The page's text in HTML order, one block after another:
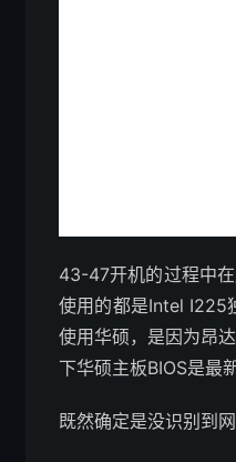
43-47开机的过程中
使用的都是Intel I225
使用华硕，是因为昂
下华硕主板BIOS是最
既然确定是没识别到